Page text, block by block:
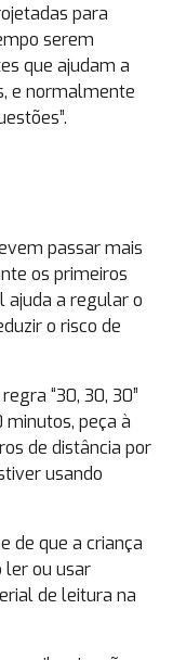
para
serem
que ajudam a
e normalmente
passar mais
os primeiros
ajuda a regular o
o risco de
“30, 30, 30”
minutos, peça à
de distância por
usando
que a criança
ler ou usar
de leitura na